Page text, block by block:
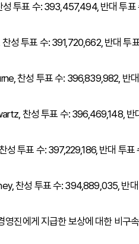
투표 수: 393,457,494, 반대 투
성 투표 수: 391,720,662, 반대
찬성 투표 수: 396,839,982, 반
찬성 투표 수: 396,469,148, 반
성 투표 수: 397,229,186, 반대 투
찬성 투표 수: 394,889,035, 반
영진에게 지급한 보상에 대한 비구